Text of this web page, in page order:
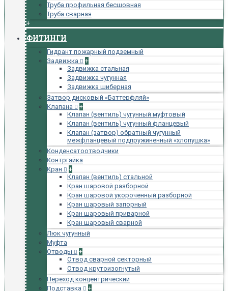
Труба профильная бесшовная
Труба сварная
+
ФИТИНГИ
Гидрант пожарный подземный
Задвижка
+
Задвижка стальная
Задвижка чугунная
Задвижка шиберная
Затвор дисковый «Баттерфляй»
Клапана
+
Клапан (вентиль) чугунный муфтовый
Клапан (вентиль) чугунный фланцевый
Клапан (затвор) обратный чугунный
межфланцевый подпружиненный «хлопушка»
Конденсатоотводчики
Контргайка
Кран
+
Клапан (вентиль) стальной
Кран шаровой разборной
Кран шаровой укороченный разборной
Кран шаровый запорный
Кран шаровый приварной
Кран шаровый сварной
Люк чугунный
Муфта
Отводы
+
Отвод сварной секторный
Отвод крутоизогнутый
Переход концентрический
Подставка
+